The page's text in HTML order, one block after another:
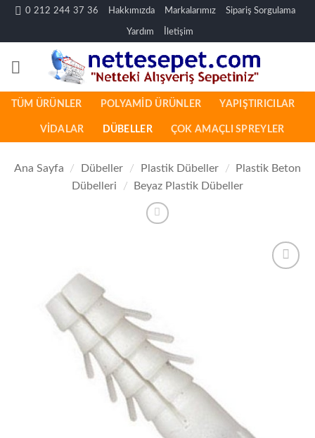
İçeriğe0 212 244 37 36 Hakkımızda Markalarımız Sipariş Sorgulama
Yardım İletişim
TÜM ÜRÜNLER POLYAMID ÜRÜNLER YAPIŞTIRICILAR
VIDALAR DÜBELLER ÇOK AMAÇLI SPREYLER
Ana Sayfa / Dübeller / Plastik Dübeller /
Plastik Beton
Dübelleri
/ Beyaz Plastik Dübeller